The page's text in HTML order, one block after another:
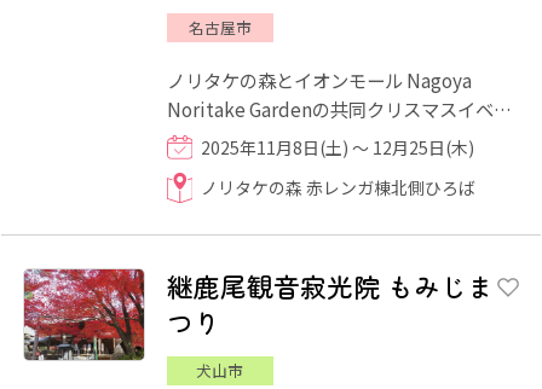
名古屋市
ノリタケの森とイオンモール Nagoya
Noritake Gardenの共同クリスマスイベン
トが開催されます。 今年は「ぬくもりと思
いやりの気持ちが咲きますよ...
2025年11月8日(土) ～ 12月25日(木)
ノリタケの森 赤レンガ棟北側ひろば
継鹿尾観音寂光院 もみじま
つり
犬山市